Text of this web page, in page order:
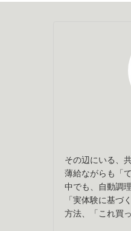
その辺にいる、
薄給ながらも「
中でも、自動調
「実体験に基づ
方法、「これ買